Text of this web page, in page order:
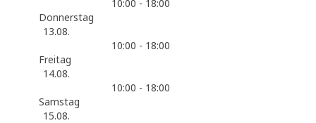
10:00 - 18:00
Donnerstag
13.08.
10:00 - 18:00
Freitag
14.08.
10:00 - 18:00
Samstag
15.08.